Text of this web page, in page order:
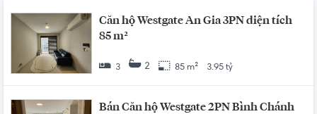
Căn hộ Westgate An Gia 3PN diện tích
85 m²
3 2 85 m² 3.95 tỷ
Bán Căn hộ Westgate 2PN Bình Chánh